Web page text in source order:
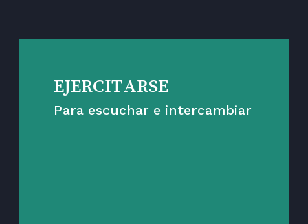
EJERCITARSE
Para escuchar e intercambiar